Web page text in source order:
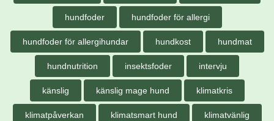
hundfoder hundfoder för allergi
hundfoder för allergihundar hundkost hundmat
hundnutrition insektsfoder intervju
känslig känslig mage hund klimatkris
klimatpåverkan klimatsmart hund klimatvänlig